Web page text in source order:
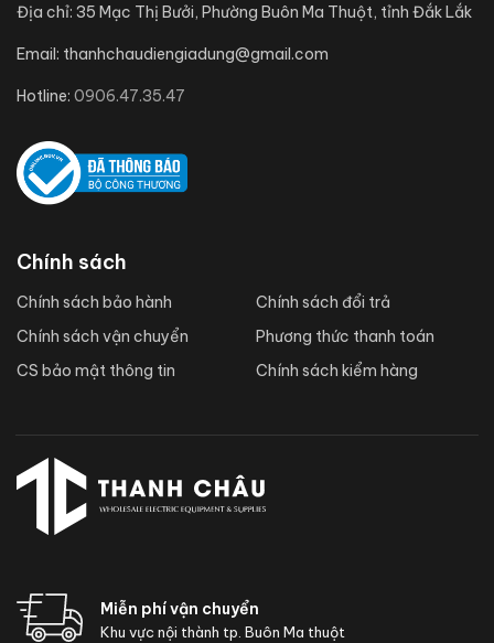
Địa chỉ: 35 Mạc Thị Bưởi, Phường Buôn Ma Thuột, tỉnh Đắk Lắk
Email: thanhchaudiengiadung@gmail.com
Hotline: 0906.47.35.47
Chính sách
Chính sách bảo hành
Chính sách vận chuyển
CS bảo mật thông tin
Chính sách đổi trả
Phương thức thanh toán
Chính sách kiểm hàng
Miễn phí vận chuyển
Khu vực nội thành tp. Buôn Ma thuột